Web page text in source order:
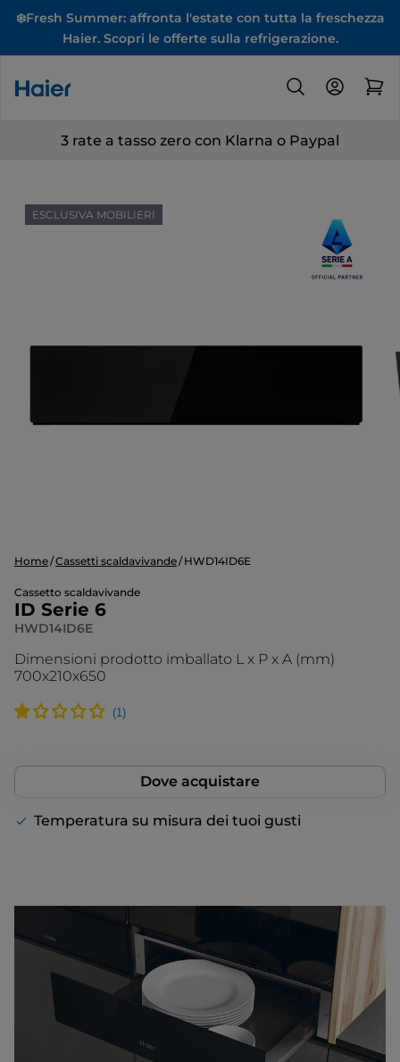
❄️Fresh Summer: affronta l'estate con tutta la freschezza
Haier. Scopri le offerte sulla refrigerazione.
3 rate a tasso zero con Klarna o Paypal
ESCLUSIVA MOBILIERI
Home Cassetti scaldavivande HWD14ID6E
Cassetto scaldavivande
ID Serie 6
HWD14ID6E
Dimensioni prodotto imballato L x P x A (mm)
700x210x650
Dove acquistare
Temperatura su misura dei tuoi gusti